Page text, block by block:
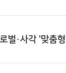
벌·사각 '맞춤